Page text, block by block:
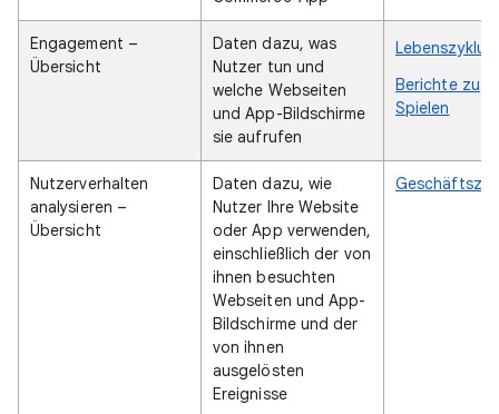
Engagement –
Übersicht
Daten dazu, was
Nutzer tun und
welche Webseiten
und App-Bildschirme
sie aufrufen
Lebenszyklus
Berichte zu
Spielen
Nutzerverhalten
analysieren –
Übersicht
Daten dazu, wie
Nutzer Ihre Website
oder App verwenden,
einschließlich der von
ihnen besuchten
Webseiten und App-
Bildschirme und der
von ihnen
ausgelösten
Ereignisse